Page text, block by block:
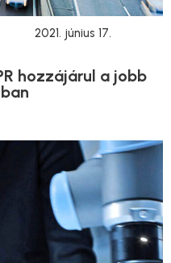
2021. június 17.
hozzájárul a jobb